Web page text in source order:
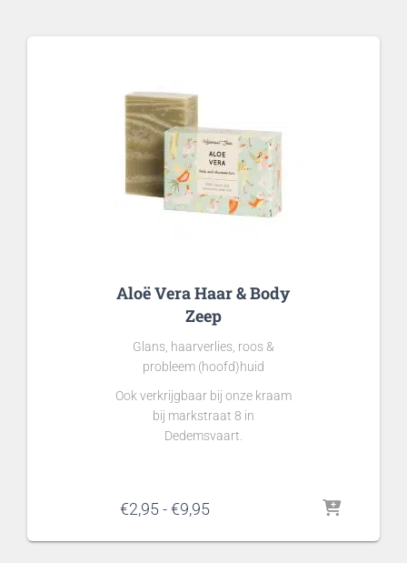
Aloë Vera Haar & Body
Zeep
Glans, haarverlies, roos &
probleem (hoofd)huid
Ook verkrijgbaar bij onze kraam
bij markstraat 8 in
Dedemsvaart.
€2,95-€9,95Prijsklasse:
tot